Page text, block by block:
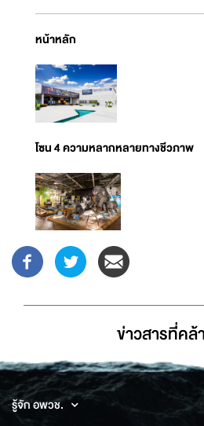
หน้าหลัก
โซน 4 ความหลากหลายทางชีวภาพ
ข่าวสารที่่คล้
รู้จัก อพวช.